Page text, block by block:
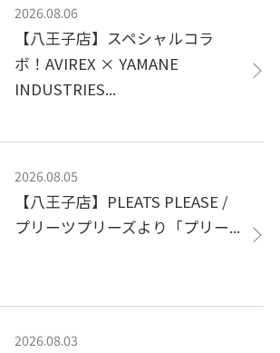
2026.08.06
【八王子店】スペシャルコラ
ボ！AVIREX × YAMANE
INDUSTRIES...
2026.08.05
【八王子店】PLEATS PLEASE /
プリーツプリーズより「プリー...
2026.08.03